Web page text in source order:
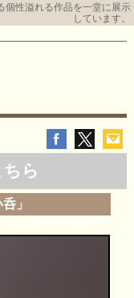
個性溢れる作品を一堂に展示
しています。
ら
」